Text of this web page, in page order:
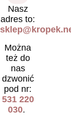
Nasz
adres to:
Można
też do
nas
dzwonić
pod nr:
531 220
030.